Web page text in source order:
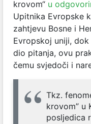
krovom“ u
Upitnika Evropske
zahtjevu Bosne i
Evropskoj uniji,
dio pitanja, ovu
čemu svjedoči i
Tkz.
krovom” u
posljedica